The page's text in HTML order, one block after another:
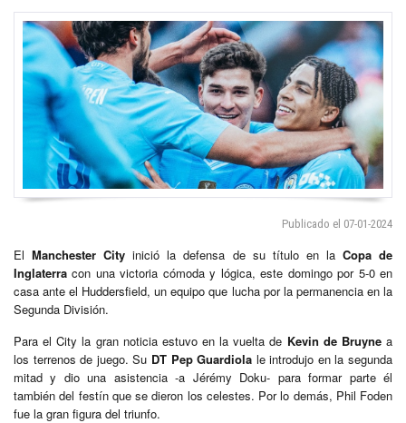
Publicado el 07-01-2024
ElManchester City inició la defensa de su título en la Copa de
Inglaterra con una victoria cómoda y lógica, este domingo por 5-0 en
casa ante el Huddersfield, un equipo que lucha por la permanencia en la
Segunda División.
Para el City la gran noticia estuvo en la vuelta de Kevin de Bruynea
los terrenos de juego. Su DT Pep Guardiola le introdujo en la segunda
mitad y dio una asistencia -a Jérémy Doku- para formar parte él
también del festín que se dieron los celestes. Por lo demás, Phil Foden
fue la gran figura del triunfo.